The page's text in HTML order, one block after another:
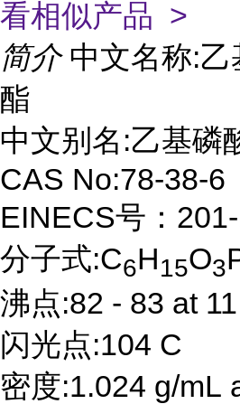
看相似产品 >
简介 中文名称:乙
酯
中文别名:乙基磷
CAS No:78-38-6
EINECS号：
分子式:C6H15O3
沸点:82 - 83 at
闪光点:104 C
密度:1.024 g/mL